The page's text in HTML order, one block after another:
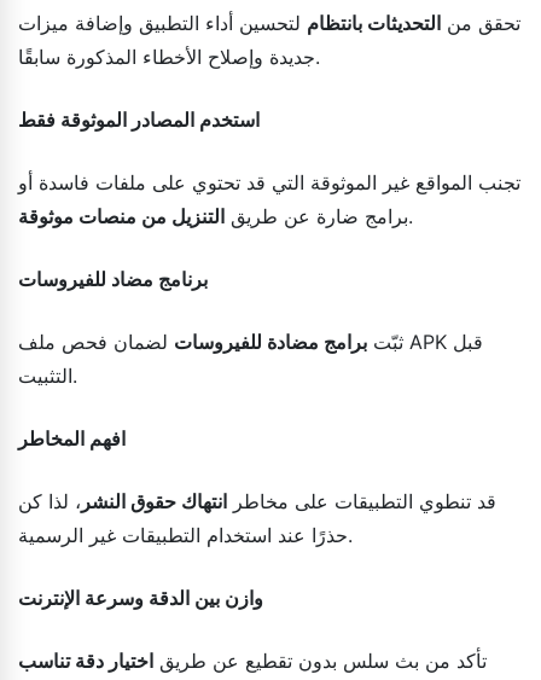
تحقق من التحديثات بانتظام لتحسين أداء التطبيق وإضافة ميزات
جديدة وإصلاح الأخطاء المذكورة سابقًا.
استخدم المصادر الموثوقة فقط
تجنب المواقع غير الموثوقة التي قد تحتوي على ملفات فاسدة أو
برامج ضارة عن طريق التنزيل من منصات موثوقة .
برنامج مضاد للفيروسات
ثبّت برامج مضادة للفيروسات لضمان فحص ملف APK قبل
التثبيت.
افهم المخاطر
قد تنطوي التطبيقات على مخاطر انتهاك حقوق النشر ، لذا كن
حذرًا عند استخدام التطبيقات غير الرسمية.
وازن بين الدقة وسرعة الإنترنت
تأكد من بث سلس بدون تقطيع عن طريق اختيار دقة تناسب